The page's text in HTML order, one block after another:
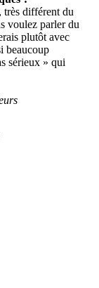
très différent du
voulez parler du
plutôt avec
beaucoup
sérieux » qui